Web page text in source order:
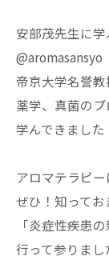
安部茂先生に
@aromasansyo
帝京大学名誉教
薬学、真菌の
学んできました
アロマテラピ
ぜひ！知ってお
「炎症性疾患
行って参りま